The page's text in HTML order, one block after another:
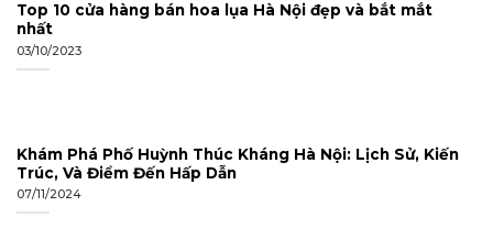
Top 10 cửa hàng bán hoa lụa Hà Nội đẹp và bắt mắt
nhất
03/10/2023
Khám Phá Phố Huỳnh Thúc Kháng Hà Nội: Lịch Sử, Kiến
Trúc, Và Điểm Đến Hấp Dẫn
07/11/2024